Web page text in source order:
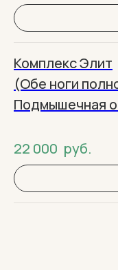
Комплекс Элит
(Обе ноги
Подмышечная
22 000 руб.